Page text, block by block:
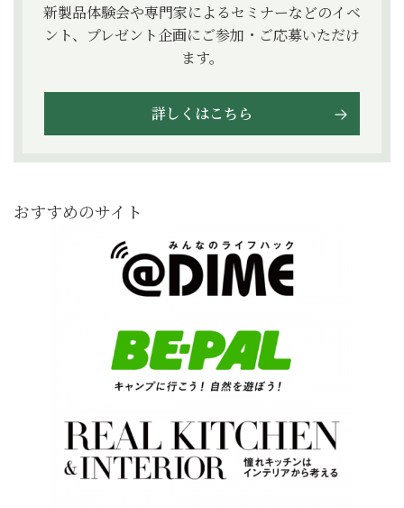
新製品体験会や専門家によるセミナーなどのイベ
ント、プレゼント企画にご参加・ご応募いただけ
ます。
詳しくはこちら
おすすめのサイト